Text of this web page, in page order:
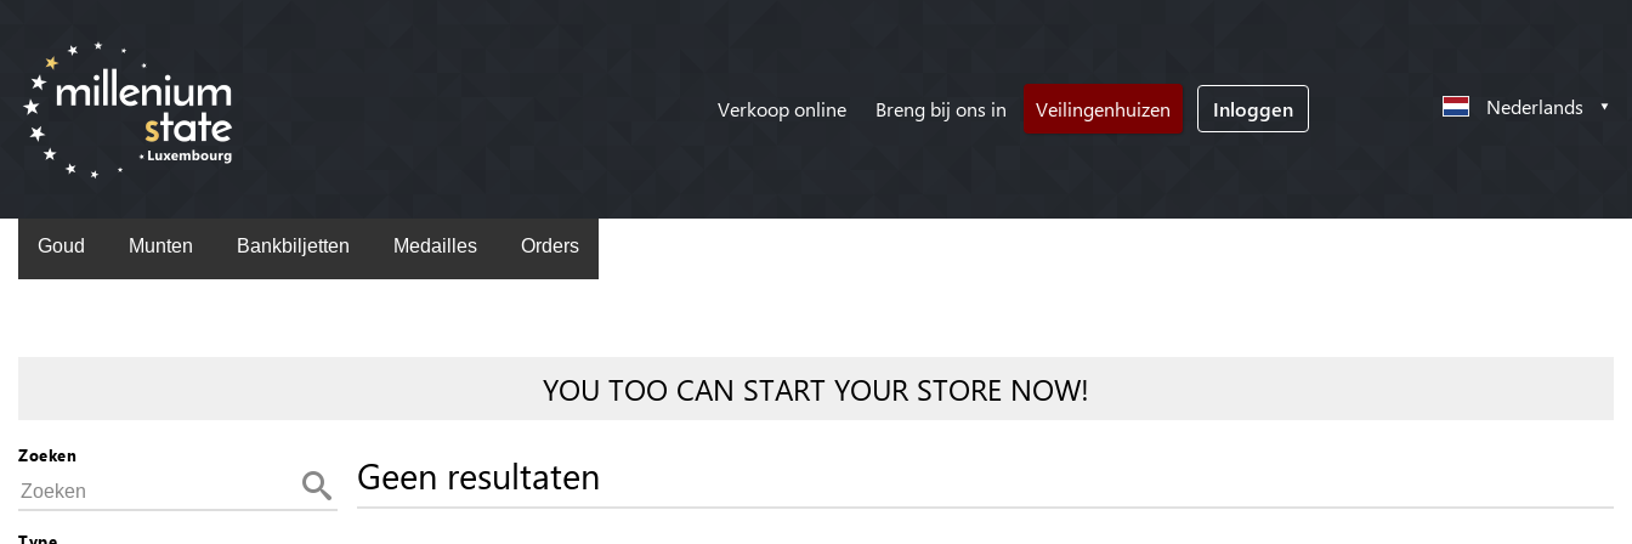
Verkoop online Breng bij ons in Veilingenhuizen Inloggen Nederlands
Goud Munten Bankbiljetten Medailles Orders
YOU TOO CAN START YOUR STORE NOW!
Zoeken Geen resultaten